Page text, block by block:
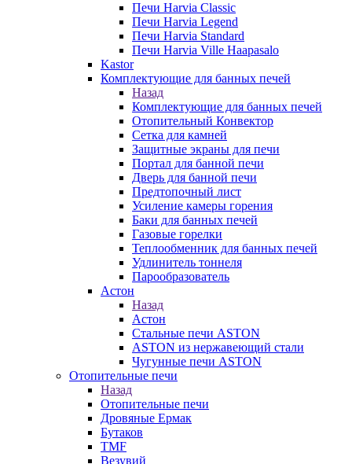
Печи Harvia Classic
Печи Harvia Legend
Печи Harvia Standard
Печи Harvia Ville Haapasalo
Kastor
Комплектующие для банных печей
Назад
Комплектующие для банных печей
Отопительный Конвектор
Сетка для камней
Защитные экраны для печи
Портал для банной печи
Дверь для банной печи
Предтопочный лист
Усиление камеры горения
Баки для банных печей
Газовые горелки
Теплообменник для банных печей
Удлинитель тоннеля
Парообразователь
Астон
Назад
Астон
Стальные печи ASTON
ASTON из нержавеющий стали
Чугунные печи ASTON
Отопительные печи
Назад
Отопительные печи
Дровяные Ермак
Бутаков
TMF
Везувий